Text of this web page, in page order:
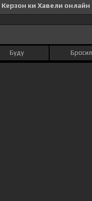
ки Хавели онлайн
Буду Бросил